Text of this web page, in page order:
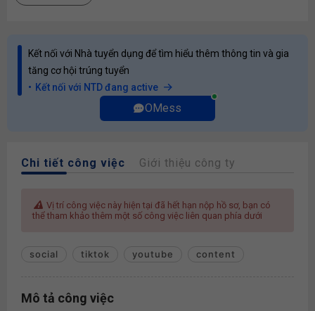
Kết nối với Nhà tuyển dụng để tìm hiểu thêm thông tin và gia
tăng cơ hội trúng tuyển
Kết nối với NTD đang active
OMess
Chi tiết công việc Giới thiệu công ty
Vị trí công việc này hiện tại đã hết hạn nộp hồ sơ, bạn có
thể tham khảo thêm một số công việc liên quan phía dưới
social tiktok youtube content
Mô tả công việc